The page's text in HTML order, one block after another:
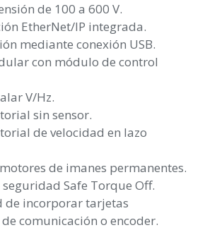
de 100 a 600 V.
EtherNet/IP integrada.
mediante conexión USB.
con módulo de control
V/Hz.
sin sensor.
de velocidad en lazo
de imanes permanentes.
Safe Torque Off.
de incorporar tarjetas
comunicación o encoder.